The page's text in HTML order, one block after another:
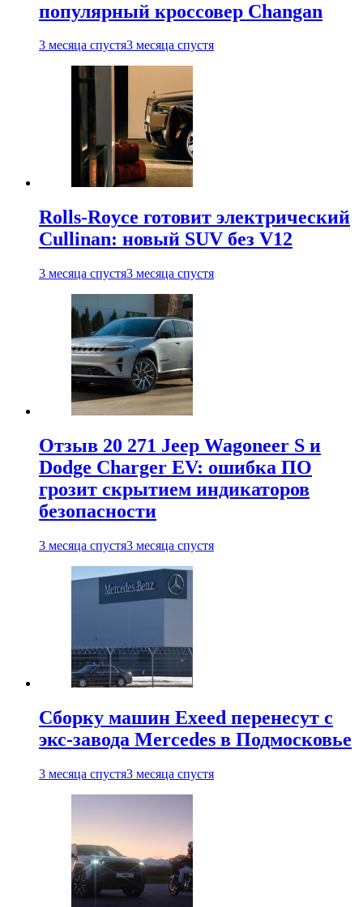
популярный кроссовер Changan
3 месяца спустя3 месяца спустя
Rolls-Royce готовит электрический
Cullinan: новый SUV без V12
3 месяца спустя3 месяца спустя
Отзыв 20 271 Jeep Wagoneer S и
Dodge Charger EV: ошибка ПО
грозит скрытием индикаторов
безопасности
3 месяца спустя3 месяца спустя
Сборку машин Exeed перенесут с
экс-завода Mercedes в Подмосковье
3 месяца спустя3 месяца спустя